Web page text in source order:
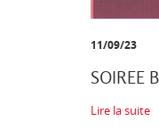
11/09/23
SOIREE
Lire la suite